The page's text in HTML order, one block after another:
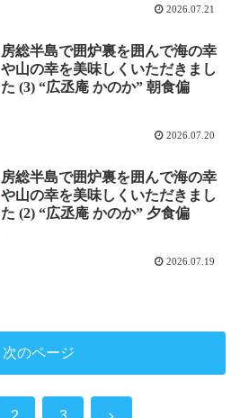
2026.07.21
房総半島で囲炉裏を囲んで海の幸
や山の幸を美味しくいただきまし
た (3) “広丞庵 かのか” 朝食偏
2026.07.20
房総半島で囲炉裏を囲んで海の幸
や山の幸を美味しくいただきまし
た (2) “広丞庵 かのか” 夕食偏
2026.07.19
次のページ
次